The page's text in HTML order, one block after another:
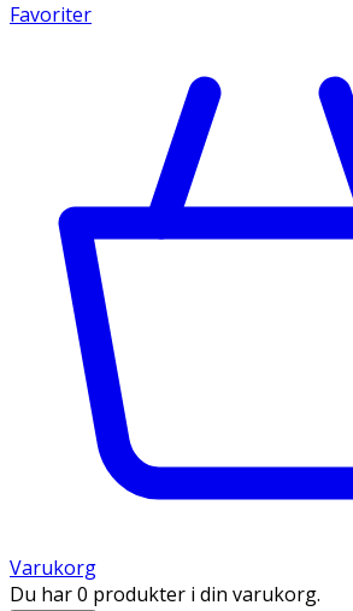
Favoriter
Varukorg
Du har 0 produkter i din varukorg.